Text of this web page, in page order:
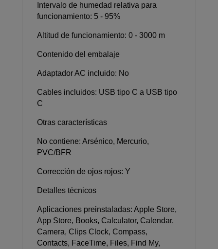
Intervalo de humedad relativa para
funcionamiento: 5 - 95%
Altitud de funcionamiento: 0 - 3000 m
Contenido del embalaje
Adaptador AC incluido: No
Cables incluidos: USB tipo C a USB tipo
C
Otras características
No contiene: Arsénico, Mercurio,
PVC/BFR
Corrección de ojos rojos: Y
Detalles técnicos
Aplicaciones preinstaladas: Apple Store,
App Store, Books, Calculator, Calendar,
Camera, Clips Clock, Compass,
Contacts, FaceTime, Files, Find My,